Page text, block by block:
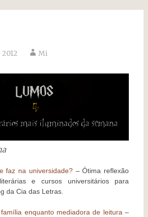
Mi
faz na universidade?– Ótima reflexão
e cursos universitários para
da Cia das Letras.
enquanto mediadora de leitura–